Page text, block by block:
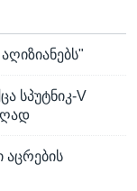
სპუტნიკ-V
აცრების